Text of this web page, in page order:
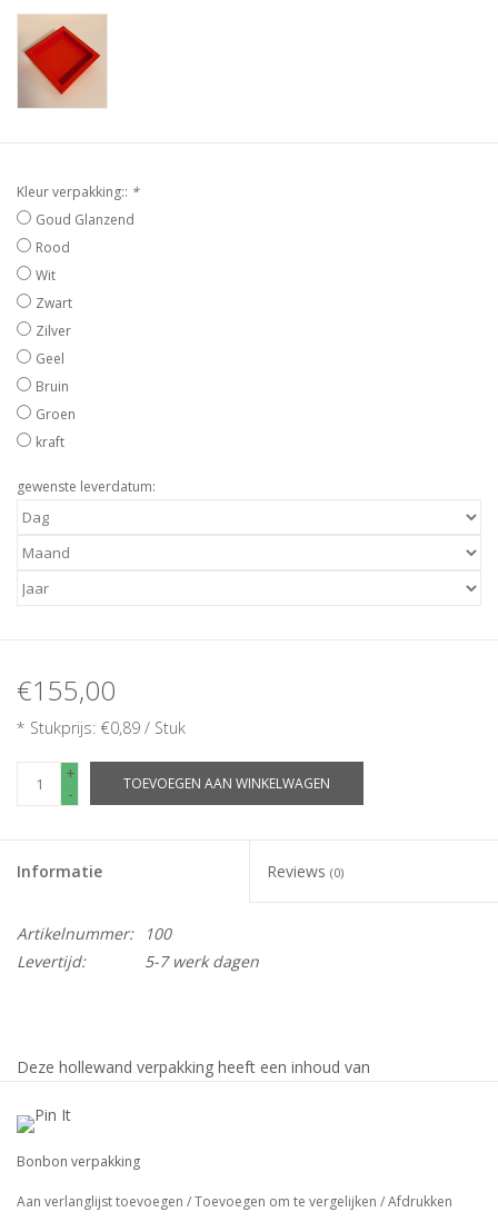
Kleur verpakking:: *
Goud Glanzend
Rood
Wit
Zwart
Zilver
Geel
Bruin
Groen
kraft
gewenste leverdatum:
€155,00
* Stukprijs: €0,89 / Stuk
+
-
TOEVOEGEN AAN WINKELWAGEN
Informatie Reviews (0)
Artikelnummer:
100
Levertijd:
5-7 werk dagen
Deze hollewand verpakking heeft een inhoud van
verpakt per: 175stuks
Al onze hollewand verpakkingen zijn standaard voedsel veilig
Bonbon verpakking
Aan verlanglijst toevoegen /Toevoegen om te vergelijken /Afdrukken